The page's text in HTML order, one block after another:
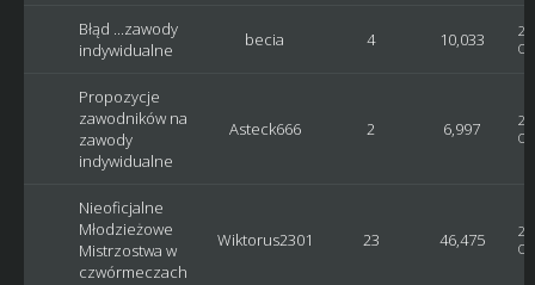
Błąd ...zawody
indywidualne
becia 4 10,033
Propozycje
zawodników na
zawody
indywidualne
Asteck666 2 6,997
Nieoficjalne
Młodzieżowe
Mistrzostwa w
czwórmeczach
Wiktorus2301 23 46,475